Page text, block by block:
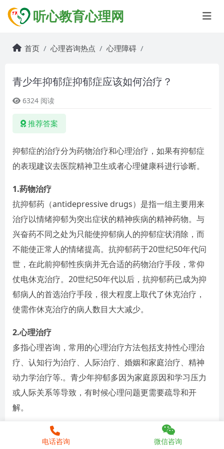
听心教育心理网
首页 心理咨询热点 心理障碍
青少年抑郁症抑郁症应该如何治疗？
6324 阅读
推荐答案
抑郁症的治疗分为药物治疗和心理治疗，如果有抑郁症
的表现建议去医院精神卫生或者心理健康科进行诊断。
1.药物治疗
抗抑郁药（antidepressive drugs）是指一组主要用来
治疗以情绪抑郁为突出症状的精神疾病的精神药物。与
兴奋药不同之处为只能使抑郁病人的抑郁症状消除，而
不能使正常人的情绪提高。抗抑郁药于20世纪50年代问
世，在此前抑郁性疾病并无合适的药物治疗手段，常仰
仗电休克治疗。20世纪50年代以后，抗抑郁药已成为抑
郁病人的首选治疗手段，很大程度上取代了休克治疗，
使需作休克治疗的病人数目大大减少。
2.心理治疗
多指心理咨询，常用的心理治疗方法包括支持性心理治
疗、认知行为治疗、人际治疗、婚姻和家庭治疗、精神
动力学治疗等.。青少年抑郁多因为家庭原因和学习压力
或人际关系等导致，有时候心理问题更需要疏导和开
解。
听心教育心理咨询
中心常年接受青少年抑郁症的心理咨
询，积累了丰富经验和大量案例，我们本着专业私密的
电话咨询 微信咨询